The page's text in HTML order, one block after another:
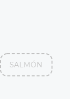
SALMÓN